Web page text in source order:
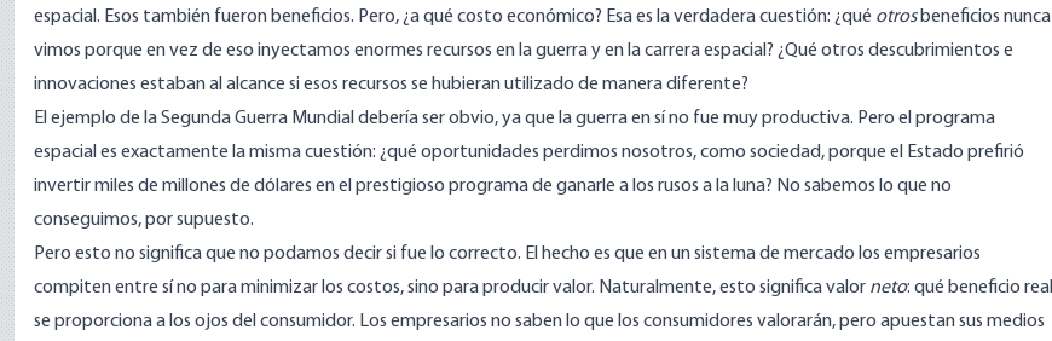
espacial. Esos también fueron beneficios. Pero, ¿a qué costo económico? Esa es la verdadera cuestión: ¿qué otrosbeneficios nunca
vimos porque en vez de eso inyectamos enormes recursos en la guerra y en la carrera espacial? ¿Qué otros descubrimientos e
innovaciones estaban al alcance si esos recursos se hubieran utilizado de manera diferente?
El ejemplo de la Segunda Guerra Mundial debería ser obvio, ya que la guerra en sí no fue muy productiva. Pero el programa
espacial es exactamente la misma cuestión: ¿qué oportunidades perdimos nosotros, como sociedad, porque el Estado prefirió
invertir miles de millones de dólares en el prestigioso programa de ganarle a los rusos a la luna? No sabemos lo que no
conseguimos, por supuesto.
Pero esto no significa que no podamos decir si fue lo correcto. El hecho es que en un sistema de mercado los empresarios
compiten entre sí no para minimizar los costos, sino para producir valor. Naturalmente, esto significa valor neto: qué beneficio real
se proporciona a los ojos del consumidor. Los empresarios no saben lo que los consumidores valorarán, pero apuestan sus medios